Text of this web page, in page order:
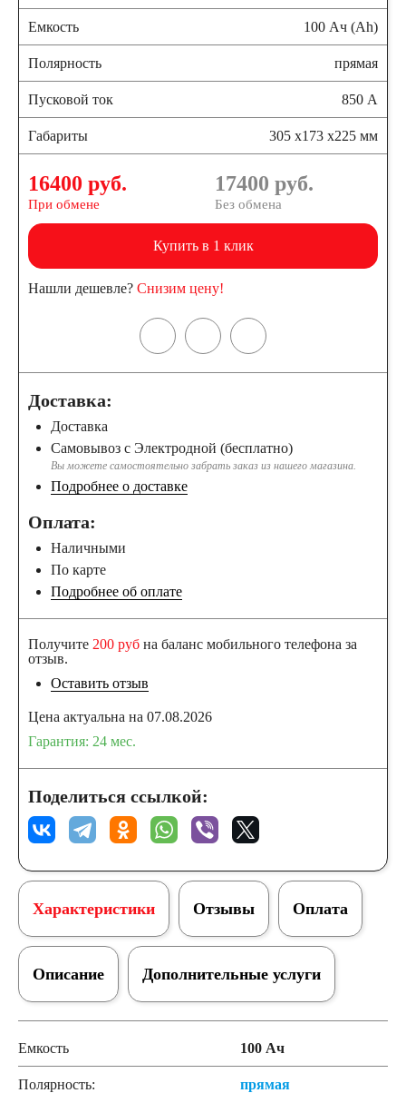
Емкость 100 Ач (Ah)
Полярность прямая
Пусковой ток 850 А
Габариты 305 x173 x225 мм
16400 руб.
При обмене
17400 руб.
Без обмена
Купить в 1 клик
Нашли дешевле? Снизим цену!
Доставка:
Доставка
Самовывоз с Электродной (бесплатно)
Вы можете самостоятельно забрать заказ из нашего магазина.
Подробнее о доставке
Оплата:
Наличными
По карте
Подробнее об оплате
Получите 200 руб на баланс мобильного телефона за
отзыв.
Оставить отзыв
Цена актуальна на 07.08.2026
Гарантия: 24 мес.
Поделиться ссылкой:
Характеристики
Дополнительные услуги
Отзывы Оплата
Описание
Емкость 100 Ач
Полярность: прямая